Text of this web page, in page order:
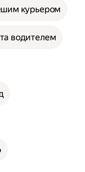
курьером
водителем